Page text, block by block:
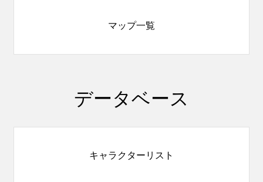
マップ一覧
データベース
キャラクターリスト